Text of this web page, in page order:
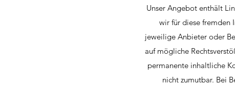
Unser Angebot enthält
wir für diese fremden
jeweilige Anbieter oder
auf mögliche
permanente inhaltliche
nicht zumutbar. Bei